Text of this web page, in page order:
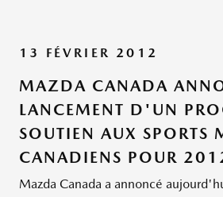
13 FÉVRIER 2012
MAZDA CANADA
LANCEMENT D'UN
SOUTIEN AUX SPORTS
CANADIENS POUR
Mazda Canada a annoncé